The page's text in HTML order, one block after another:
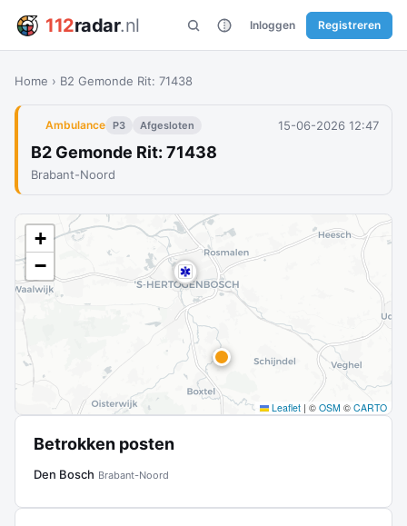
112radar.nl Inloggen Registreren
Home › B2 Gemonde Rit: 71438
Ambulance P3 Afgesloten 15-06-2026 12:47
B2 Gemonde Rit: 71438
Brabant-Noord
+
−
Leaflet | © OSM © CARTO
Betrokken posten
Den Bosch Brabant-Noord